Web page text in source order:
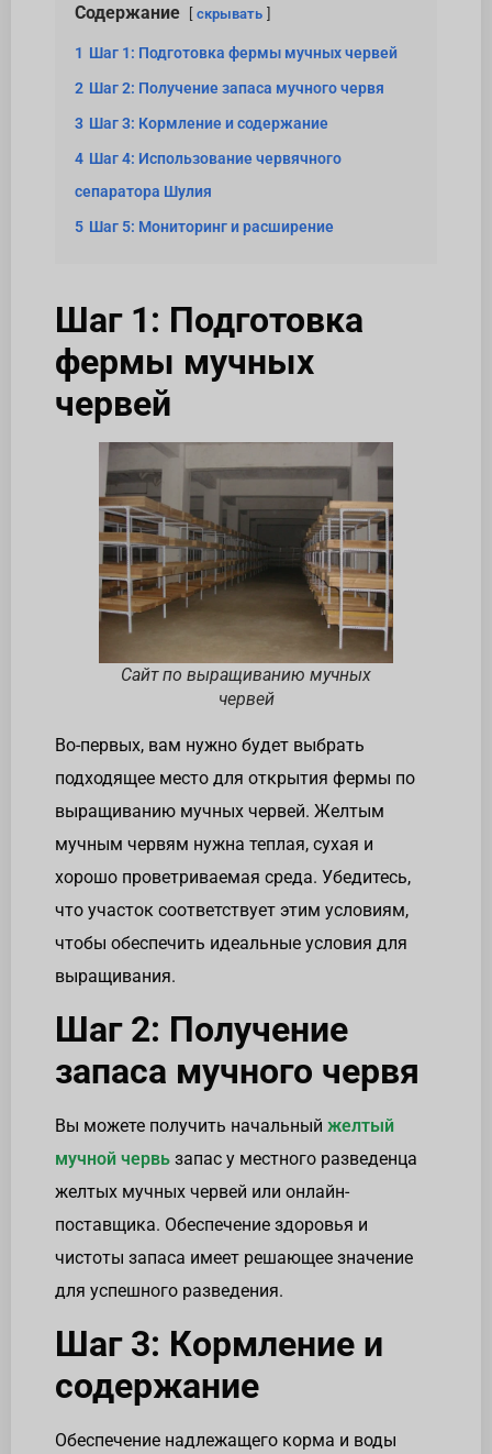
Содержание скрывать
1 Шаг 1: Подготовка фермы мучных червей
2 Шаг 2: Получение запаса мучного червя
3 Шаг 3: Кормление и содержание
4 Шаг 4: Использование червячного
сепаратора Шулия
5 Шаг 5: Мониторинг и расширение
Шаг 1: Подготовка
фермы мучных
червей
Сайт по выращиванию мучных
червей
Во-первых, вам нужно будет выбрать
подходящее место для открытия фермы по
выращиванию мучных червей. Желтым
мучным червям нужна теплая, сухая и
хорошо проветриваемая среда. Убедитесь,
что участок соответствует этим условиям,
чтобы обеспечить идеальные условия для
выращивания.
Шаг 2: Получение
запаса мучного червя
Вы можете получить начальный желтый
мучной червь запас у местного разведенца
желтых мучных червей или онлайн-
поставщика. Обеспечение здоровья и
чистоты запаса имеет решающее значение
для успешного разведения.
Шаг 3: Кормление и
содержание
Обеспечение надлежащего корма и воды